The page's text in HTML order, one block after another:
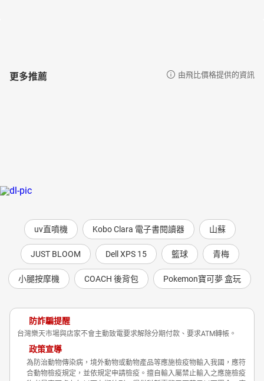
更多推薦 由飛比價格提供的資訊
uv直噴機 Kobo Clara 電子書閱讀器 山蘇
JUST BLOOM Dell XPS 15 籃球 青梅
小腿按摩機 COACH 後背包 Pokemon寶可夢 盒玩
防詐騙提醒
台灣樂天市場與店家不會主動致電要求解除分期付款、要求ATM轉帳。
政策宣導
為防治動物傳染病，境外動物或動物產品等應施檢疫物輸入我國，應符
合動物檢疫規定，並依規定申請檢疫。擅自輸入屬禁止輸入之應施檢疫